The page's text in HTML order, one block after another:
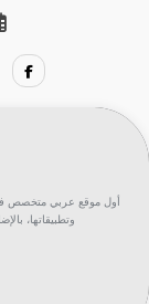
أول موقع عربي متخصص في
وتطبيقاتها،